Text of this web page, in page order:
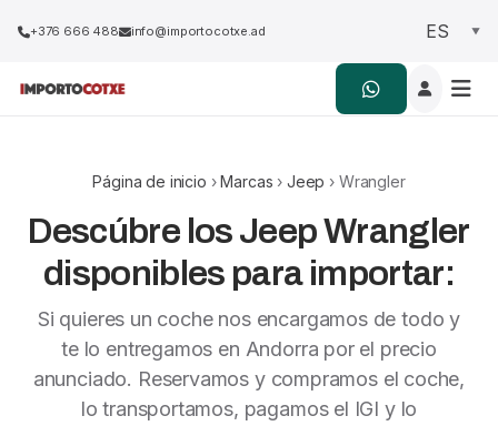
+376 666 488 info@importocotxe.ad
Página de inicio ›Marcas › Jeep › Wrangler
Descúbre los Jeep Wrangler
disponibles para importar:
Si quieres un coche nos encargamos de todo y
te lo entregamos en Andorra por el precio
anunciado. Reservamos y compramos el coche,
lo transportamos, pagamos el IGI y lo